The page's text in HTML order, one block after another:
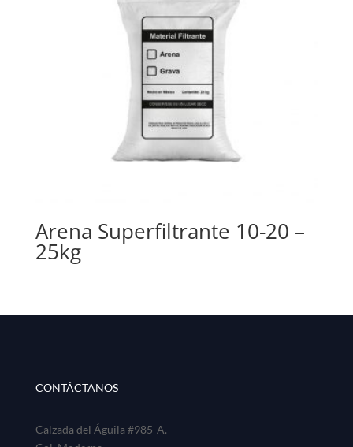
Arena Superfiltrante 10-20 –
25kg
CONTÁCTANOS
Calzada del Águila #985-A.